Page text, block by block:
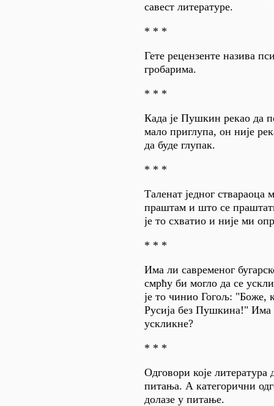
савест литературе.
* * *
Гете рецензенте назива
гробарима.
* * *
Када је Пушкин рекао да
мало приглупа, он није
да буде глупак.
* * *
Таленат једног ствараоца
праштам и што се
је то схватио и није ми
* * *
Има ли савременог
смрћу би могло да се
је то чинио Гогољ: "Боже,
Русија без Пушкина!" Има
ускликне?
* * *
Одговори које литература
питања. А категорични
долазе у питање.